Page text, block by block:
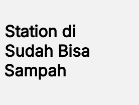
Station di
Bisa